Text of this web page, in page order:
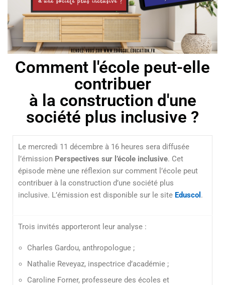
Comment l'école peut-elle
contribuer
à la construction d'une
société plus inclusive ?
Le mercredi 11 décembre à 16 heures sera diffusée
l’émission Perspectives sur l’école inclusive. Cet
épisode mène une réflexion sur comment l’école peut
contribuer à la construction d’une société plus
inclusive. L’émission est disponible sur le site Eduscol .
Trois invités apporteront leur analyse :
Charles Gardou, anthropologue ;
Nathalie Reveyaz, inspectrice d’académie ;
Caroline Forner, professeure des écoles et